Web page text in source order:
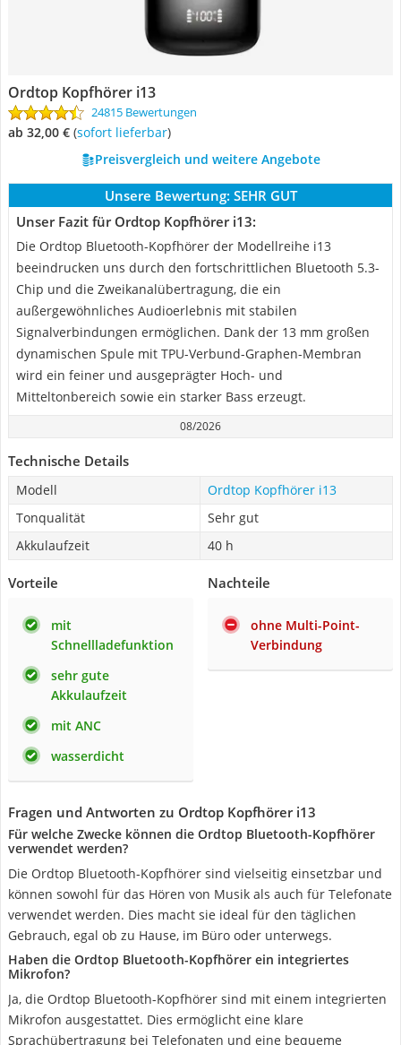
Ordtop Kopfhörer i13
24815 Bewertungen
ab 32,00 € ( Sofort lieferbar)
Preisvergleich und weitere Angebote
Unsere Bewertung: SEHR GUT
Unser Fazit für Ordtop Kopfhörer i13:
Die Ordtop Bluetooth-Kopfhörer der Modellreihe i13
beeindrucken uns durch den fortschrittlichen Bluetooth 5.3-
Chip und die Zweikanalübertragung, die ein
außergewöhnliches Audioerlebnis mit stabilen
Signalverbindungen ermöglichen. Dank der 13 mm großen
dynamischen Spule mit TPU-Verbund-Graphen-Membran
wird ein feiner und ausgeprägter Hoch- und
Mitteltonbereich sowie ein starker Bass erzeugt.
08/2026
Technische Details
Modell
Ordtop Kopfhörer i13
Tonqualität
Sehr gut
Akkulaufzeit
40 h
Vorteile
mit
Schnellladefunktion
sehr gute
Akkulaufzeit
mit ANC
wasserdicht
Nachteile
ohne Multi-Point-
Verbindung
Fragen und Antworten zu Ordtop Kopfhörer i13
Für welche Zwecke können die Ordtop Bluetooth-Kopfhörer
verwendet werden?
Die Ordtop Bluetooth-Kopfhörer sind vielseitig einsetzbar und
können sowohl für das Hören von Musik als auch für Telefonate
verwendet werden. Dies macht sie ideal für den täglichen
Gebrauch, egal ob zu Hause, im Büro oder unterwegs.
Haben die Ordtop Bluetooth-Kopfhörer ein integriertes
Mikrofon?
Ja, die Ordtop Bluetooth-Kopfhörer sind mit einem integrierten
Mikrofon ausgestattet. Dies ermöglicht eine klare
Sprachübertragung bei Telefonaten und eine bequeme